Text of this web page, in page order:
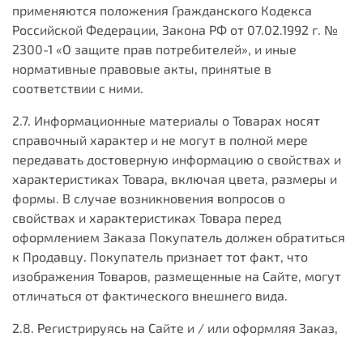
применяются положения Гражданского Кодекса
Российской Федерации, Закона РФ от 07.02.1992 г. №
2300-1 «О защите прав потребителей», и иные
нормативные правовые акты, принятые в
соответствии с ними.
2.7. Информационные материалы о Товарах носят
справочный характер и не могут в полной мере
передавать достоверную информацию о свойствах и
характеристиках Товара, включая цвета, размеры и
формы. В случае возникновения вопросов о
свойствах и характеристиках Товара перед
оформлением Заказа Покупатель должен обратиться
к Продавцу. Покупатель признает тот факт, что
изображения Товаров, размещенные на Сайте, могут
отличаться от фактического внешнего вида.
2.8. Регистрируясь на Сайте и / или оформляя Заказ,